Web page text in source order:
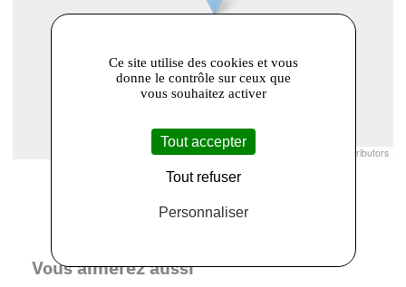
© Openstreetmap France | © contributors
Vous aimerez aussi
Ce site utilise des cookies et vous
donne le contrôle sur ceux que
vous souhaitez activer
Tout accepter
Tout refuser
Personnaliser